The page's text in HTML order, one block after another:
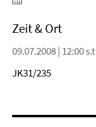
Zeit & Ort
09.07.2008 | 12:00 s.t
JK31/235